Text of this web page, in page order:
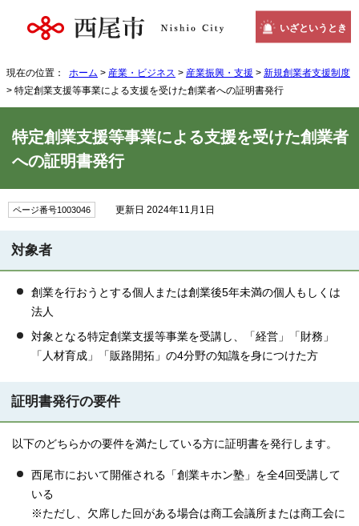
いざというとき
現在の位置： ホーム > 産業・ビジネス > 産業振興・支援 > 新規創業者支援制度
> 特定創業支援等事業による支援を受けた創業者への証明書発行
特定創業支援等事業による支援を受けた創業者
への証明書発行
ページ番号1003046 更新日 2024年11月1日
対象者
創業を行おうとする個人または創業後5年未満の個人もしくは
法人
対象となる特定創業支援等事業を受講し、「経営」「財務」
「人材育成」「販路開拓」の4分野の知識を身につけた方
証明書発行の要件
以下のどちらかの要件を満たしている方に証明書を発行します。
西尾市において開催される「創業キホン塾」を全4回受講して
いる
※ただし、欠席した回がある場合は商工会議所または商工会に